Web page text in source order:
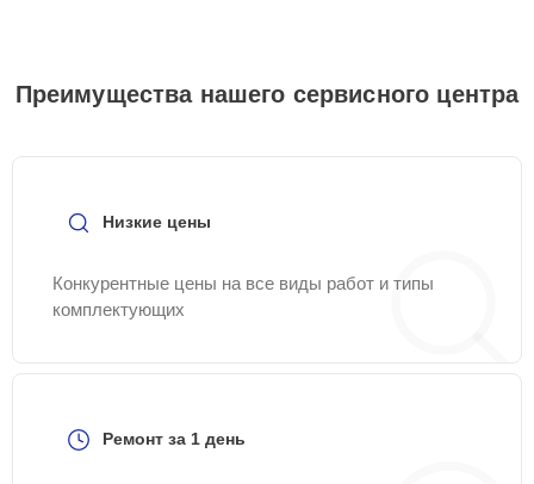
Преимущества нашего сервисного центра
Низкие цены
Конкурентные цены на все виды работ и типы
комплектующих
Ремонт за 1 день